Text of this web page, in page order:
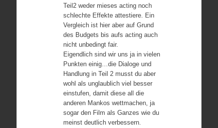
Teil2 weder mieses acting noch
schlechte Effekte attestiere. Ein
Vergleich ist hier aber auf Grund
des Budgets bis aufs acting auch
nicht unbedingt fair.
Eigendlich sind wir uns ja in vielen
Punkten einig…die Dialoge und
Handlung in Teil 2 musst du aber
wohl als unglaublich viel besser
einstufen, damit diese all die
anderen Mankos wettmachen, ja
sogar den Film als Ganzes wie du
meinst deutlich verbessern.